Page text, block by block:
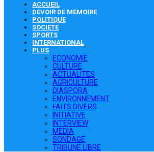
ACCUEIL
DEVOIR DE MEMOIRE
POLITIQUE
SOCIETE
SPORTS
INTERNATIONAL
PLUS
ECONOMIE
CULTURE
ACTUALITES
AGRICULTURE
DIASPORA
ENVIRONNEMENT
FAITS DIVERS
INITIATIVE
INTERVIEW
MEDIA
SONDAGE
TRIBUNE LIBRE